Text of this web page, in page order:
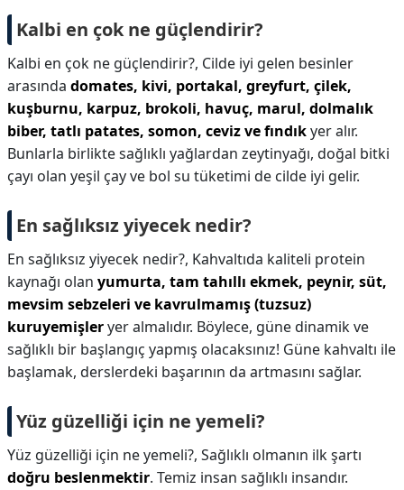
Kalbi en çok ne güçlendirir?
Kalbi en çok ne güçlendirir?, Cilde iyi gelen besinler
arasında domates, kivi, portakal, greyfurt, çilek,
kuşburnu, karpuz, brokoli, havuç, marul, dolmalık
biber, tatlı patates, somon, ceviz ve fındıkyer alır.
Bunlarla birlikte sağlıklı yağlardan zeytinyağı, doğal bitki
çayı olan yeşil çay ve bol su tüketimi de cilde iyi gelir.
En sağlıksız yiyecek nedir?
En sağlıksız yiyecek nedir?, Kahvaltıda kaliteli protein
kaynağı olan yumurta, tam tahıllı ekmek, peynir, süt,
mevsim sebzeleri ve kavrulmamış (tuzsuz)
kuruyemişleryer almalıdır. Böylece, güne dinamik ve
sağlıklı bir başlangıç yapmış olacaksınız! Güne kahvaltı ile
başlamak, derslerdeki başarının da artmasını sağlar.
Yüz güzelliği için ne yemeli?
Yüz güzelliği için ne yemeli?, Sağlıklı olmanın ilk şartı
doğru beslenmektir. Temiz insan sağlıklı insandır.